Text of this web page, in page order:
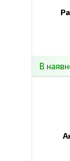
В